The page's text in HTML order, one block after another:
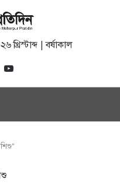
| বর্ষাকাল